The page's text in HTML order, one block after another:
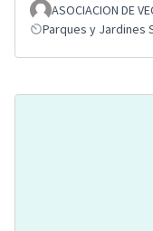
ASOCIACION DE
Parques y Jardines